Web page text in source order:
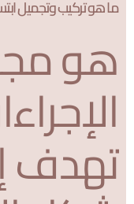
ما هو تركيب وتجميل
هو
تهدف